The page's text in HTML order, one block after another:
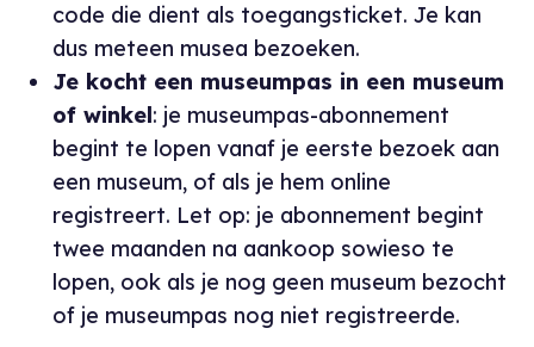
code die dient als toegangsticket. Je kan
dus meteen musea bezoeken.
Je kocht een museumpas in een museum
of winkel: je museumpas-abonnement
begint te lopen vanaf je eerste bezoek aan
een museum, of als je hem online
registreert. Let op: je abonnement begint
twee maanden na aankoop sowieso te
lopen, ook als je nog geen museum bezocht
of je museumpas nog niet registreerde.